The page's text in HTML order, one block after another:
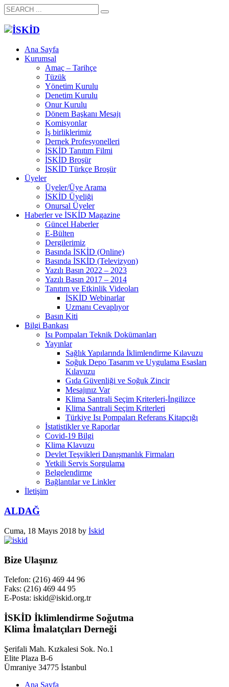
Ana Sayfa
Kurumsal
Amaç – Tarihçe
Tüzük
Yönetim Kurulu
Denetim Kurulu
Onur Kurulu
Dönem Başkanı Mesajı
Komisyonlar
İş birliklerimiz
Dernek Profesyonelleri
İSKİD Tanıtım Filmi
İSKİD Broşür
İSKİD Türkçe Broşür
Üyeler
Üyeler/Üye Arama
İSKİD Üyeliği
Onursal Üyeler
Haberler ve İSKİD Magazine
Güncel Haberler
E-Bülten
Dergilerimiz
Basında İSKİD (Online)
Basında İSKİD (Televizyon)
Yazılı Basın 2022 – 2023
Yazılı Basın 2017 – 2014
Tanıtım ve Etkinlik Videoları
İSKİD Webinarlar
Uzmanı Cevaplıyor
Basın Kiti
Bilgi Bankası
Isı Pompaları Teknik Dokümanları
Yayınlar
Sağlık Yapılarında İklimlendirme Kılavuzu
Soğuk Depo Tasarım ve Uygulama Esasları
Kılavuzu
Gıda Güvenliği ve Soğuk Zincir
Mesajınız Var
Klima Santrali Seçim Kriterleri-İngilizce
Klima Santrali Seçim Kriterleri
Türkiye Isı Pompaları Referans Kitapçığı
İstatistikler ve Raporlar
Covid-19 Bilgi
Klima Klavuzu
Devlet Teşvikleri Danışmanlık Firmaları
Yetkili Servis Sorgulama
Belgelendirme
Bağlantılar ve Linkler
İletişim
ALDAĞ
Cuma, 18 Mayıs 2018 by İskid
Bize Ulaşınız
Telefon: (216) 469 44 96
Faks: (216) 469 44 95
E-Posta: iskid@iskid.org.tr
İSKİD İklimlendirme Soğutma
Klima İmalatçıları Derneği
Şerifali Mah. Kızkalesi Sok. No.1
Elite Plaza B-6
Ümraniye 34775 İstanbul
Ana Sayfa